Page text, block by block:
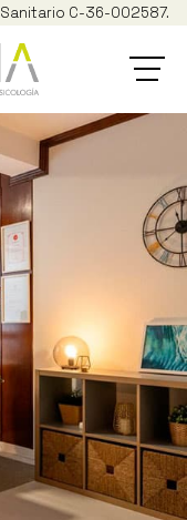
Sanitario C-36-002587.